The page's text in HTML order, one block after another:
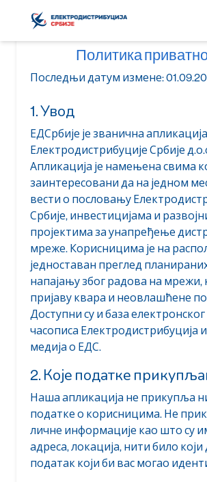
Политика
Последњи датум измене:
1. Увод
ЕДСрбије је званична апликација
Електродистрибуције Србије
Апликација је намењена свима
заинтересовани да на једном
вести о пословању
Србије, инвестицијама и
пројектима за унапређење
мреже. Корисницима је на
једноставан преглед
напајању због радова на мрежи,
пријаву квара и неовлашћене
Доступни су и база
часописа Електродистрибуција
медија о ЕДС.
2. Које податке
Наша апликација не прикупља
податке о корисницима. Не
личне информације као што су
адреса, локација, нити било који
податак који би вас могао